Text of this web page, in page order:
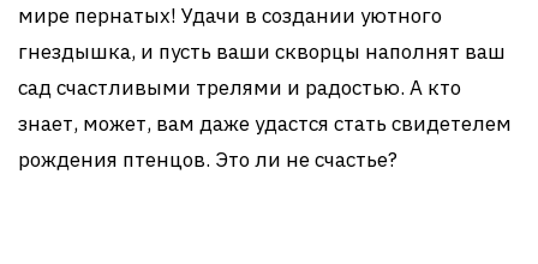
мире пернатых! Удачи в создании уютного
гнездышка, и пусть ваши скворцы наполнят ваш
сад счастливыми трелями и радостью. А кто
знает, может, вам даже удастся стать свидетелем
рождения птенцов. Это ли не счастье?